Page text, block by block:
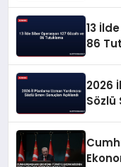
13
86
2026
Sözlü